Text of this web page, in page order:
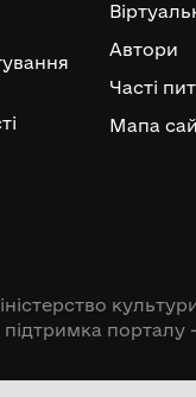
Автори
Часті
Мапа
підтримка порталу